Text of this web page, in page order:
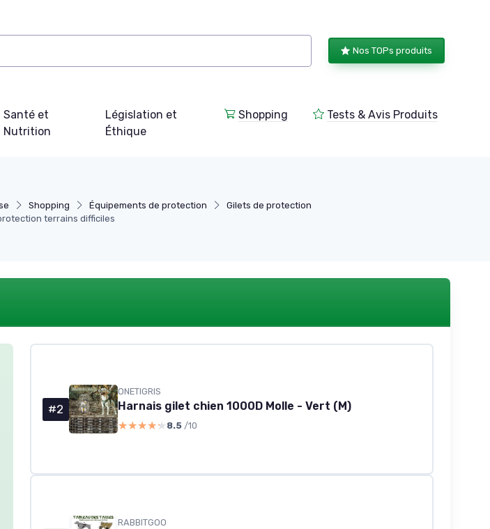
Nos TOPs produits
Santé et
Nutrition
Législation et
Éthique
Shopping Tests & Avis Produits
Shopping Équipements de protection
Gilets de protection
terrains difficiles
#2
ONETIGRIS
Harnais gilet chien 1000D Molle - Vert (M)
★★★★★
★★★★★ 8.5 /10
RABBITGOO